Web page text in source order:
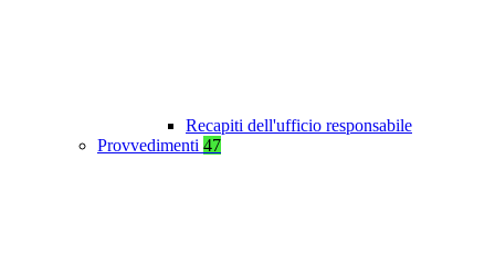
Recapiti dell'ufficio responsabile
Provvedimenti 47